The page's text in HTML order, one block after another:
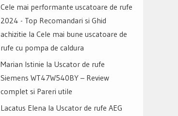
Cele mai performante uscatoare de rufe
2024 - Top Recomandari si Ghid
achizitie la Cele mai bune uscatoare de
rufe cu pompa de caldura
Marian Istinie la Uscator de rufe
Siemens WT47W540BY – Review
complet si Pareri utile
Lacatus Elena la Uscator de rufe AEG